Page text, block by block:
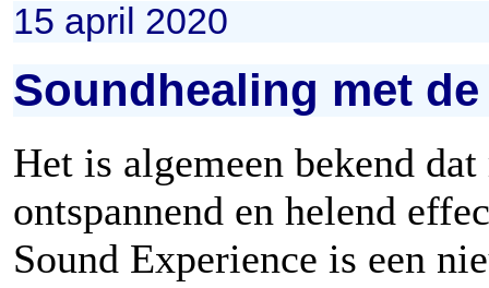
15 april 2020
Soundhealing met
Het is algemeen bekend
ontspannend en helend
Sound Experience is een